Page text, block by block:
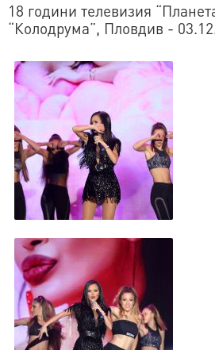
18 години телевизия
“Колодрума”, Пловдив -